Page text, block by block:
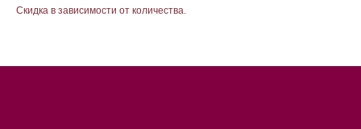
Скидка в зависимости от количества.